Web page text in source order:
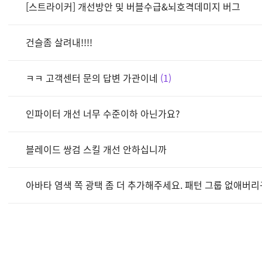
[스트라이커] 개선방안 및 버블수급&뇌호격데미지 버그
건슬좀 살려내!!!!
ㅋㅋ 고객센터 문의 답변 가관이네 1
인파이터 개선 너무 수준이하 아닌가요?
블레이드 쌍검 스킬 개선 안하십니까
아바타 염색 쪽 광택 좀 더 추가해주세요. 패턴 그룹 없애버